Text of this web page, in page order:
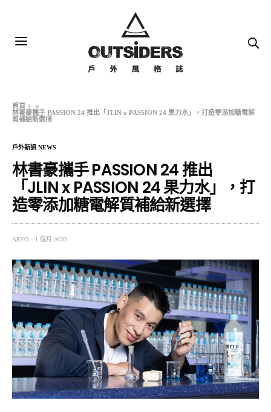
首頁
»
林書豪攜手 PASSION 24 推出「JLIN x PASSION 24 果力水」，打造零添加糖電解
質補給新選擇
戶外新訊 NEWS
林書豪攜手 PASSION 24 推出
「JLIN x PASSION 24 果力水」，打
造零添加糖電解質補給新選擇
ARYO 1 個月 AGO